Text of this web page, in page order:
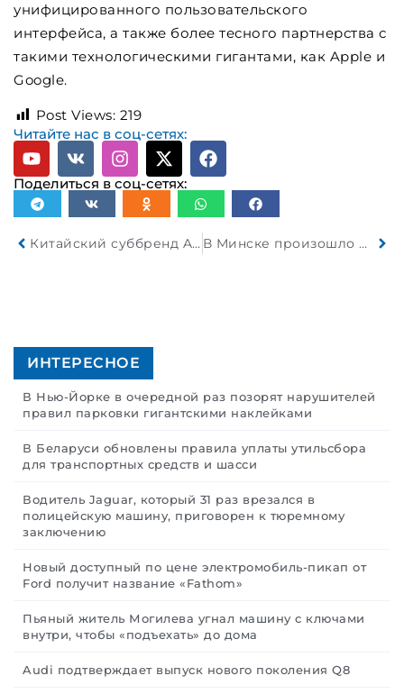
унифицированного пользовательского
интерфейса, а также более тесного партнерства с
такими технологическими гигантами, как Apple и
Google.
Post Views: 219
Читайте нас в соц-сетях:
Поделиться в соц-сетях:
Китайский суббренд AUDI представил свой первый кроссовер В Минске произошло ДТП с участием маршрутки
ИНТЕРЕСНОЕ
В Нью-Йорке в очередной раз позорят нарушителей
правил парковки гигантскими наклейками
В Беларуси обновлены правила уплаты утильсбора
для транспортных средств и шасси
Водитель Jaguar, который 31 раз врезался в
полицейскую машину, приговорен к тюремному
заключению
Новый доступный по цене электромобиль-пикап от
Ford получит название «Fathom»
Пьяный житель Могилева угнал машину с ключами
внутри, чтобы «подъехать» до дома
Audi подтверждает выпуск нового поколения Q8